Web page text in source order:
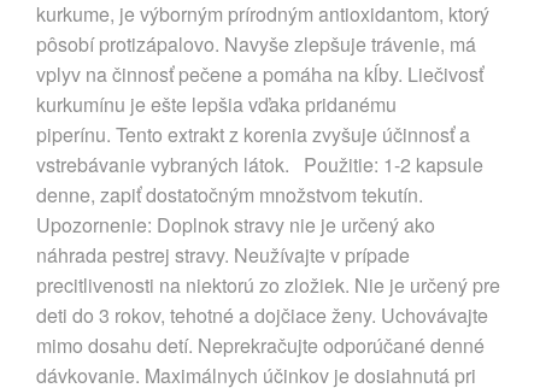
kurkume, je výborným prírodným antioxidantom, ktorý
pôsobí protizápalovo. Navyše zlepšuje trávenie, má
vplyv na činnosť pečene a pomáha na kĺby. Liečivosť
kurkumínu je ešte lepšia vďaka pridanému
piperínu. Tento extrakt z korenia zvyšuje účinnosť a
vstrebávanie vybraných látok. Použitie: 1-2 kapsule
denne, zapiť dostatočným množstvom tekutín.
Upozornenie: Doplnok stravy nie je určený ako
náhrada pestrej stravy. Neužívajte v prípade
precitlivenosti na niektorú zo zložiek. Nie je určený pre
deti do 3 rokov, tehotné a dojčiace ženy. Uchovávajte
mimo dosahu detí. Neprekračujte odporúčané denné
dávkovanie. Maximálnych účinkov je dosiahnutá pri